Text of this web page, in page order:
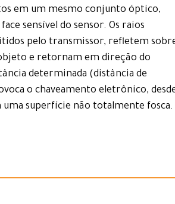
em um mesmo conjunto óptico,
sensível do sensor. Os raios
pelo transmissor, refletem
e retornam em direção do
determinada (distância de
o chaveamento eletrônico,
uma superfície não totalmente fosca.